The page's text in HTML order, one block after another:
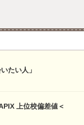
たい人」
上位校偏差値＜